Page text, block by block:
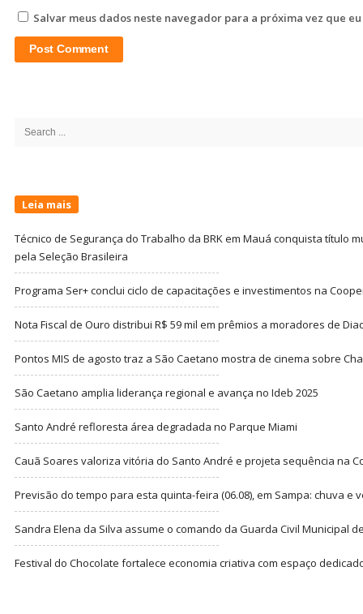
Salvar meus dados neste navegador para a próxima vez que
Search
Leia mais
Técnico de Segurança do Trabalho da BRK em Mauá conquista título
pela Seleção Brasileira
Programa Ser+ conclui ciclo de capacitações e investimentos na
Nota Fiscal de Ouro distribui R$ 59 mil em prêmios a moradores de
Pontos MIS de agosto traz a São Caetano mostra de cinema sobre
São Caetano amplia liderança regional e avança no Ideb 2025
Santo André refloresta área degradada no Parque Miami
Cauã Soares valoriza vitória do Santo André e projeta sequência na
Previsão do tempo para esta quinta-feira (06.08), em Sampa: chuva e
Sandra Elena da Silva assume o comando da Guarda Civil Municipal
Festival do Chocolate fortalece economia criativa com espaço